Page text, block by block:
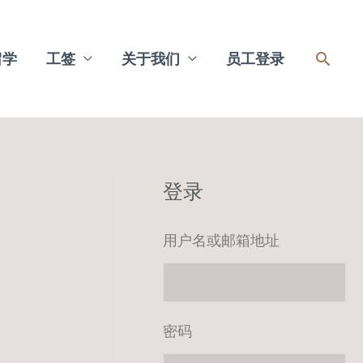
学 工签 关于我们 员工登录
搜
登录
用户名或邮箱地址
密码